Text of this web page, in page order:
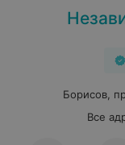
Борисов,
Все